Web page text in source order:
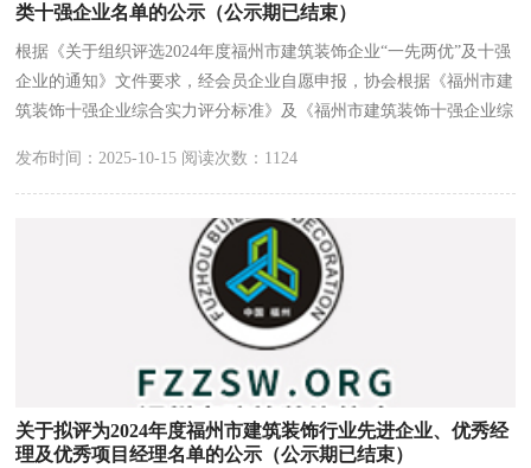
类十强企业名单的公示（公示期已结束）
根据《关于组织评选2024年度福州市建筑装饰企业“一先两优”及十强
企业的通知》文件要求，经会员企业自愿申报，协会根据《福州市建
筑装饰十强企业综合实力评分标准》及《福州市建筑装饰十强企业综
会员企业进行评审，现将2024年度福州市建筑装饰综合类十强企业、
幕墙类十强企业初审结果予以公示。
发布时间：2025-10-15 阅读次数：1124
关于拟评为2024年度福州市建筑装饰行业先进企业、优秀经
理及优秀项目经理名单的公示（公示期已结束）